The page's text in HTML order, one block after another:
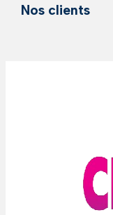
Nos clients